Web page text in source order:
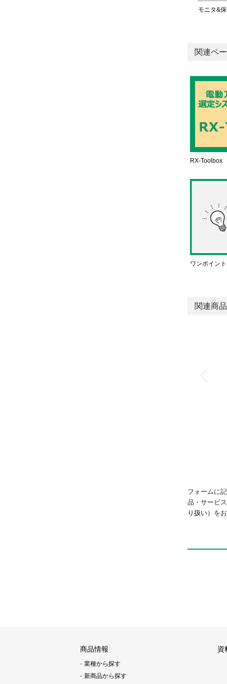
モニタ&
関連ペ
RX-Toolbox
ワンポイン
関連商品
フォームに
品・サービ
り扱い） を
商品情報
業種から探す
新商品から探す
資